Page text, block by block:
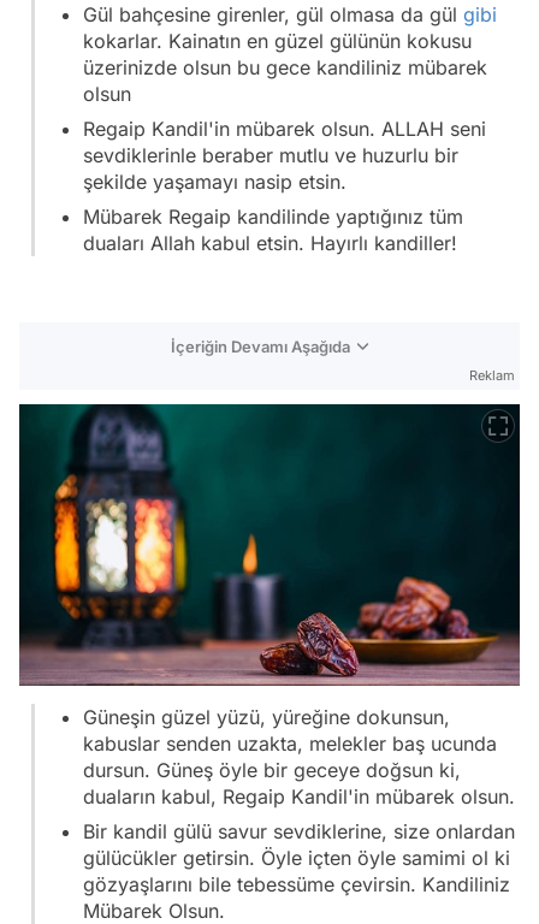
Gül bahçesine girenler, gül olmasa da gül gibi
kokarlar. Kainatın en güzel gülünün kokusu
üzerinizde olsun bu gece kandiliniz mübarek
olsun
Regaip Kandil'in mübarek olsun. ALLAH seni
sevdiklerinle beraber mutlu ve huzurlu bir
şekilde yaşamayı nasip etsin.
Mübarek Regaip kandilinde yaptığınız tüm
duaları Allah kabul etsin. Hayırlı kandiller!
İçeriğin Devamı Aşağıda
Reklam
Güneşin güzel yüzü, yüreğine dokunsun,
kabuslar senden uzakta, melekler baş ucunda
dursun. Güneş öyle bir geceye doğsun ki,
duaların kabul, Regaip Kandil'in mübarek olsun.
Bir kandil gülü savur sevdiklerine, size onlardan
gülücükler getirsin. Öyle içten öyle samimi ol ki
gözyaşlarını bile tebessüme çevirsin. Kandiliniz
Mübarek Olsun.